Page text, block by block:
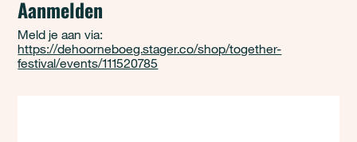
Aanmelden
Meld je aan via:
https://dehoorneboeg.stager.co/shop/together-
festival/events/111520785